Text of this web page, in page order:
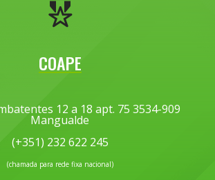
COAPE
12 a 18 apt. 75 3534-909
Mangualde
(+351) 232 622 245
(chamada para rede fixa nacional)